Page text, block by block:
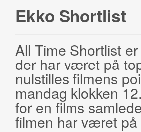
Ekko Shortlist
All Time Shortlist
der har været på
nulstilles filmens
mandag klokken
for en films
filmen har været på